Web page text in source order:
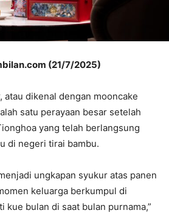
(21/7/2025)
atau dikenal dengan mooncake
satu perayaan besar setelah
yang telah berlangsung
di negeri tirai bambu.
ungkapan syukur atas panen
keluarga berkumpul di
kue bulan di saat bulan purnama,”